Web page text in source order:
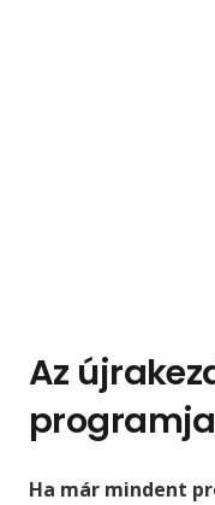
Az
programja
Ha már mindent